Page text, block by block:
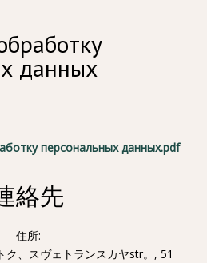
данных
персональных данных.pdf
絡先
住所:
ク、スヴェトランスカヤstr。, 51